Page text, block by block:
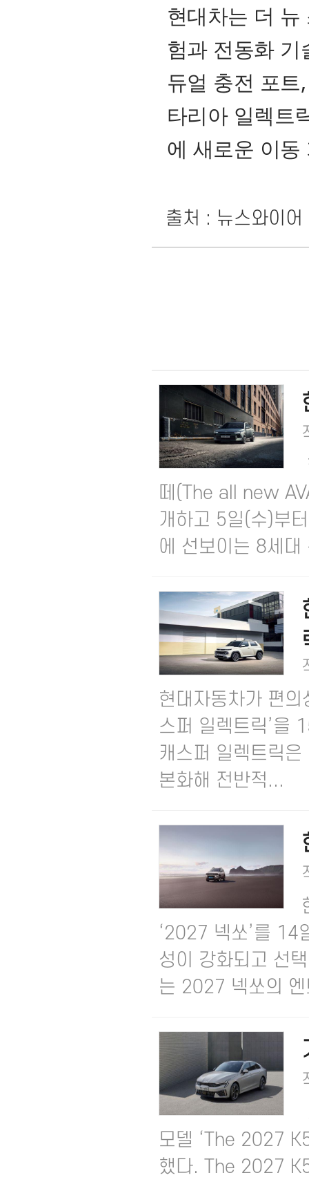
현대차는 더
험과 전동화 기
듀얼 충전 포
타리아 일렉트
에 새로운 이
출처 : 뉴스와이어
떼(The all new
개하고 5일(수)부
에 선보이는 8세대
현대자동차가 편
스퍼 일렉트릭’을
캐스퍼 일렉트릭
본화해 전반적...
‘2027 넥쏘’를 14
성이 강화되고 선
는 2027 넥쏘의
모델 ‘The 2027
했다. ​The 2027